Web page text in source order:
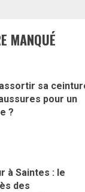
MANQUÉ
sa
pour un
?
à Saintes : le
des